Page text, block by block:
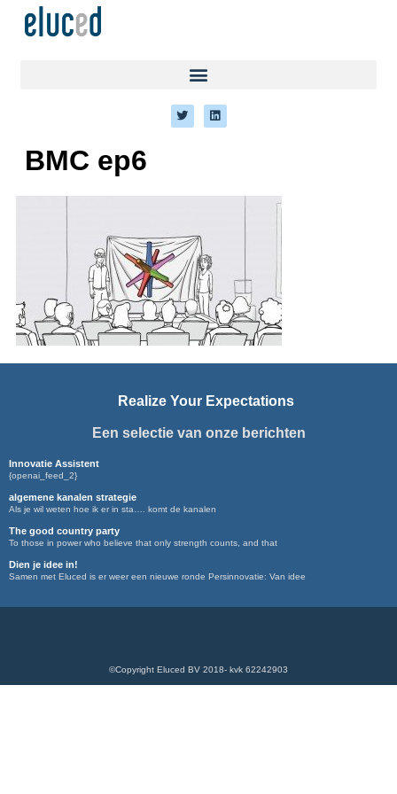
BMC ep6
Realize Your Expectations
Een selectie van onze berichten
Innovatie Assistent
{openai_feed_2}
algemene kanalen strategie
Als je wil weten hoe ik er in sta…. komt de kanalen
The good country party
To those in power who believe that only strength counts, and that
Dien je idee in!
Samen met Eluced is er weer een nieuwe ronde Persinnovatie: Van idee
©Copyright Eluced BV 2018- kvk 62242903